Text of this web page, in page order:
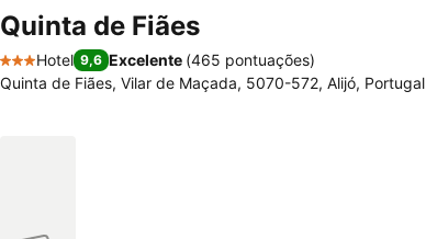
Quinta de Fiães
3 Estrelas
Hotel 9,6 Excelente (465 pontuações)
Quinta de Fiães, Vilar de Maçada, 5070-572, Alijó, Portugal